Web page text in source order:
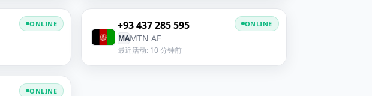
ONLINE +93 437 285 595
MAMTN AF
最近活动: 10 分钟前
ONLINE
ONLINE